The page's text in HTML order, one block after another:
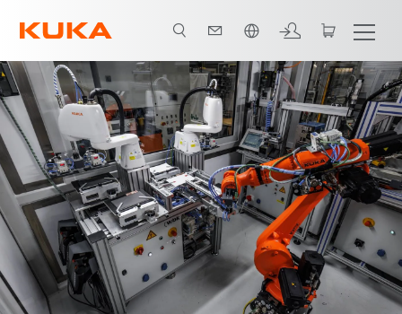
Confinement de processus Salle sèche Tous les partenaires du système